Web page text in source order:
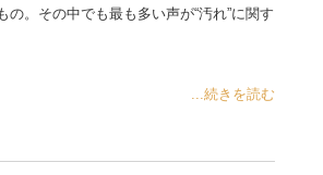
の。その中でも最も多い声が“汚れ”に関す
...続きを読む